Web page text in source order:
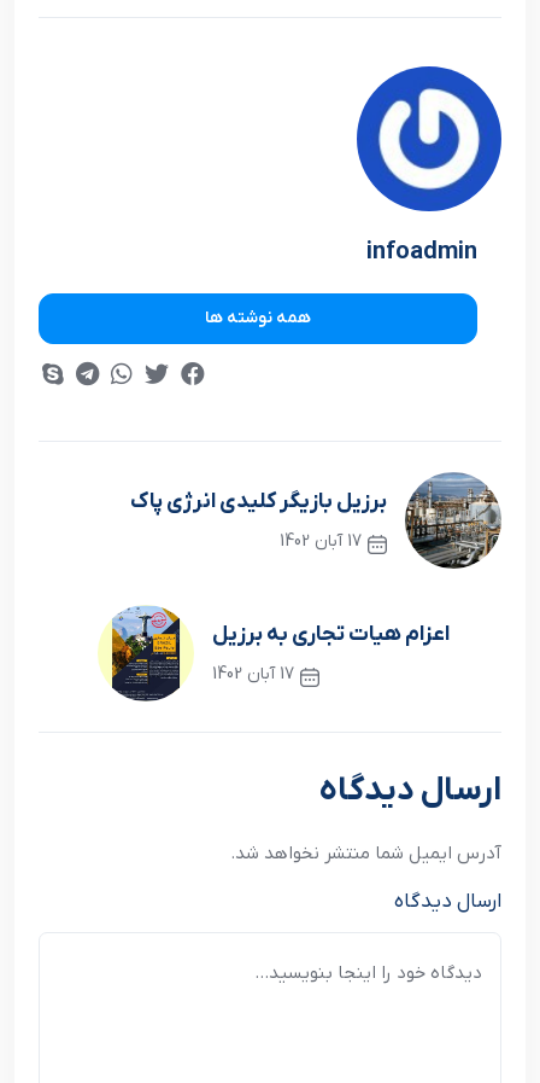
infoadmin
همه نوشته ها
برزيل بازيگر کليدي انرژي پاک
17 آبان 1402
اعزام هيات تجاري به برزيل
17 آبان 1402
ارسال دیدگاه
آدرس ایمیل شما منتشر نخواهد شد.
ارسال دیدگاه